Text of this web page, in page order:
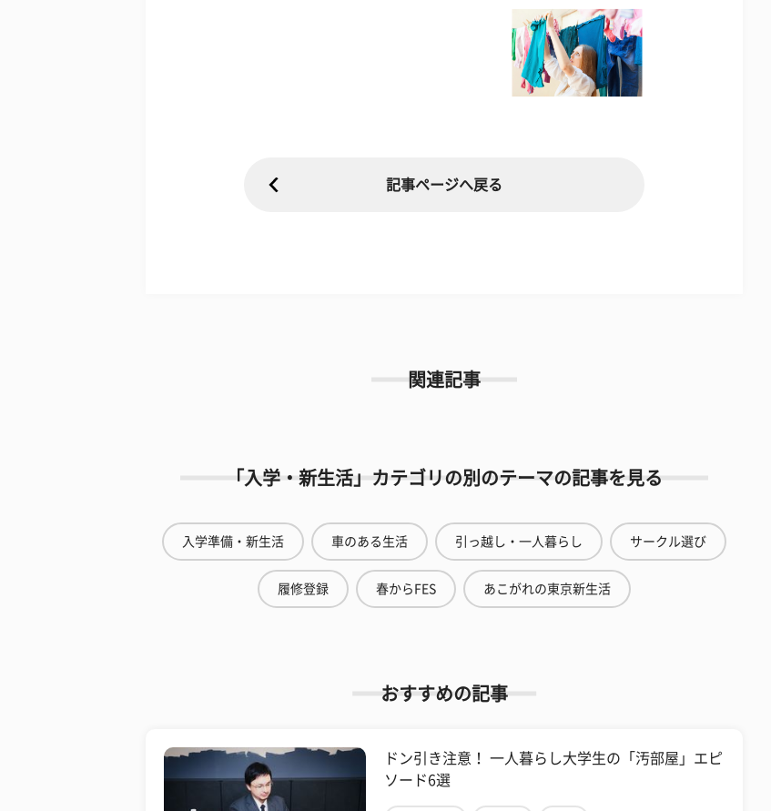
記事ページへ戻る
関連記事
「入学・新生活」カテゴリの別のテーマの記事を見る
入学準備・新生活 車のある生活 引っ越し・一人暮らし サークル選び
履修登録 春からFES あこがれの東京新生活
おすすめの記事
ドン引き注意！ 一人暮らし大学生の「汚部屋」エピ
ソード6選